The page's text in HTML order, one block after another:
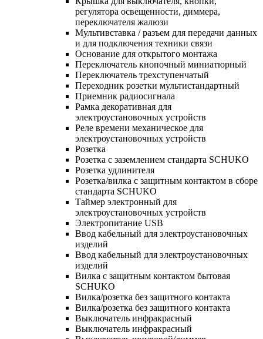
регулятора освещенности, диммера,
переключателя жалюзи
Мультивставка / разъем для передачи данных
и для подключения техники связи
Основание для открытого монтажа
Переключатель кнопочный миниатюрный
Переключатель трехступенчатый
Переходник розетки мультистандартный
Приемник радиосигнала
Рамка декоративная для
электроустановочных устройств
Реле времени механическое для
электроустановочных устройств
Розетка
Розетка с заземлением стандарта SCHUKO
Розетка удлинителя
Розетка/вилка с защитным контактом в сборе
стандарта SCHUKO
Таймер электронный для
электроустановочных устройств
Электропитание USB
Ввод кабельный для электроустановочных
изделий
Ввод кабельный для электроустановочных
изделий
Вилка с защитным контактом бытовая
SCHUKO
Вилка/розетка без защитного контакта
Вилка/розетка без защитного контакта
Выключатель инфракрасный
Выключатель инфракрасный